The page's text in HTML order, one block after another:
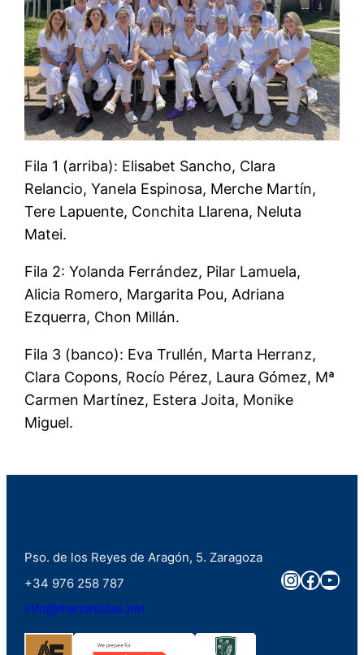
Fila 1 (arriba): Elisabet Sancho, Clara
Relancio, Yanela Espinosa, Merche Martín,
Tere Lapuente, Conchita Llarena, Neluta
Matei.
Fila 2: Yolanda Ferrández, Pilar Lamuela,
Alicia Romero, Margarita Pou, Adriana
Ezquerra, Chon Millán.
Fila 3 (banco): Eva Trullén, Marta Herranz,
Clara Copons, Rocío Pérez, Laura Gómez, Mª
Carmen Martínez, Estera Joita, Monike
Miguel.
Pso. de los Reyes de Aragón, 5. Zaragoza
+34 976 258 787
info@marianistas.net